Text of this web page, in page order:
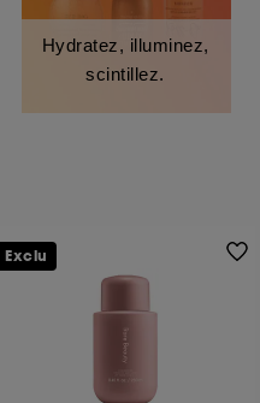
Hydratez, illuminez,
scintillez.
Exclu